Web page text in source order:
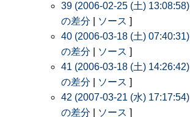
39 (2006-02-25 (土) 13:08:58)
の差分
ソース ]
40 (2006-03-18 (土) 07:40:31)
の差分
ソース ]
41 (2006-03-18 (土) 14:26:42)
の差分
ソース ]
42 (2007-03-21 (水) 17:17:54)
の差分
ソース ]